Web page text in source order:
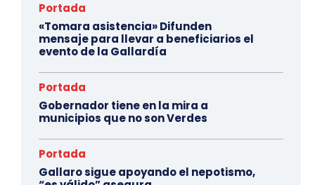
Portada
«Tomara asistencia» Difunden
mensaje para llevar a beneficiarios el
evento de la Gallardía
Portada
Gobernador tiene en la mira a
municipios que no son Verdes
Portada
Gallaro sigue apoyando el nepotismo,